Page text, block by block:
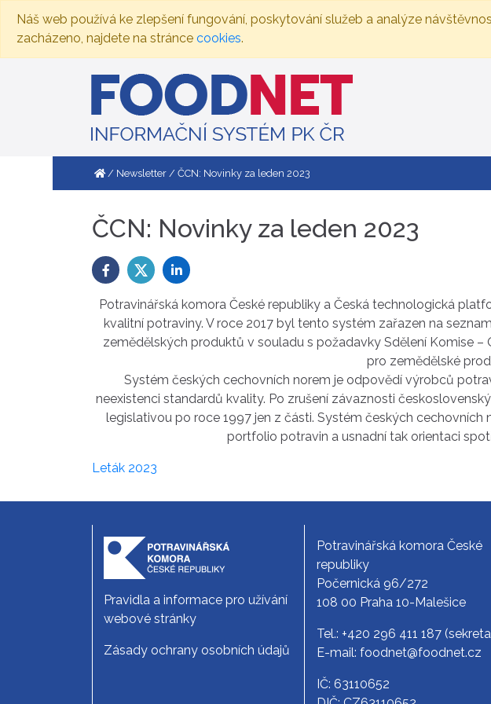
Náš web používá ke zlepšení fungování, poskytování služeb a analýze
zacházeno, najdete na stránce cookies.
Newsletter ČCN: Novinky za leden 2023
ČCN: Novinky za leden 2023
Potravinářská komora České republiky a Česká technologická
kvalitní potraviny. V roce 2017 byl tento systém zařazen na
zemědělských produktů v souladu s požadavky Sdělení Komise
pro zemědělské
Systém českých cechovních norem je odpovědí výrobců
neexistenci standardů kvality. Po zrušení závaznosti
legislativou po roce 1997 jen z části. Systém českých
portfolio potravin a usnadní tak orientaci
Leták 2023
Pravidla a informace pro užívání
webové stránky
Zásady ochrany osobních údajů
Potravinářská komora České
republiky
Počernická 96/272
108 00 Praha 10-Malešice
Tel.: +420 296 411 187
E-mail: foodnet@foodnet.cz
IČ: 63110652